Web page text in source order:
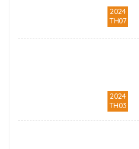
2024
TH07
2024
TH03